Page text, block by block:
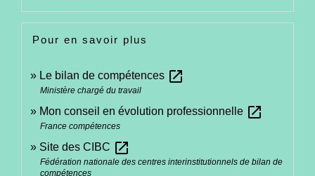
Pour en savoir plus
Le bilan de compétences open_in_new
Ministère chargé du travail
Mon conseil en évolution professionnelle open_in_new
France compétences
Site des CIBC open_in_new
Fédération nationale des centres interinstitutionnels de bilan de
compétences